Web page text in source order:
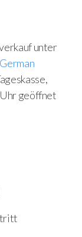
unter
geöffnet